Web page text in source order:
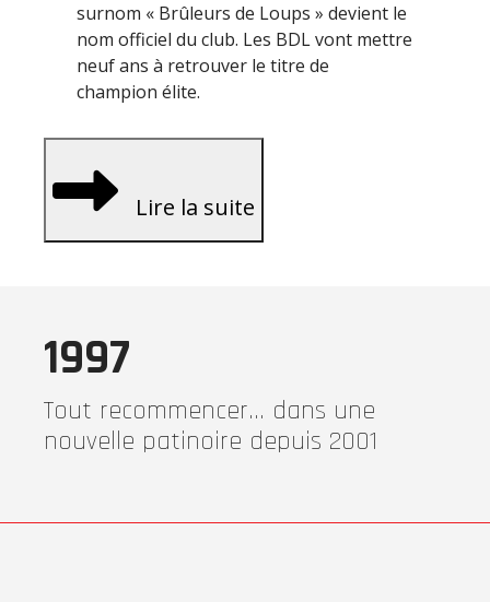
surnom « Brûleurs de Loups » devient le
nom officiel du club. Les BDL vont mettre
neuf ans à retrouver le titre de
champion élite.
Lire la suite
1997
Tout recommencer… dans une
nouvelle patinoire depuis 2001